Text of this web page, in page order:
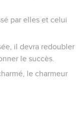
par elles et celui
il devra redoubler
le succès.
le charmeur